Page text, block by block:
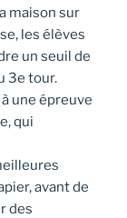
maison sur
les élèves
un seuil de
3e tour.
à une épreuve
qui
avant de
des